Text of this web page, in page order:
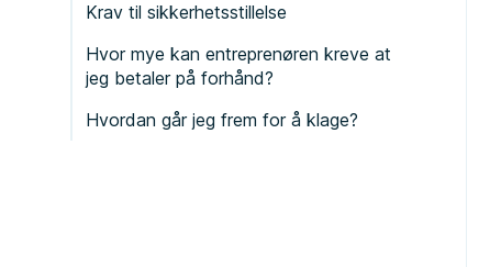
Krav til sikkerhetsstillelse
Hvor mye kan entreprenøren kreve at
jeg betaler på forhånd?
Hvordan går jeg frem for å klage?